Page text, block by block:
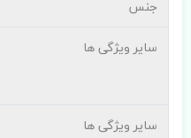
جنس
سایر ویژگی ها
سایر ویژگی ها